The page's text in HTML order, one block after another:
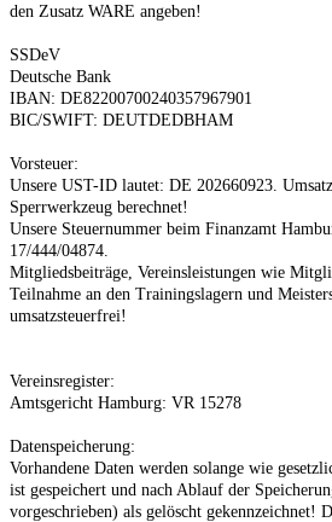
den Zusatz WARE angeben!
SSDeV
Deutsche Bank
IBAN: DE82200700240357967901
BIC/SWIFT: DEUTDEDBHAM
Vorsteuer:
Unsere UST-ID lautet: DE 202660923.
Sperrwerkzeug berechnet!
Unsere Steuernummer beim Finanzamt
17/444/04874.
Mitgliedsbeiträge, Vereinsleistungen wie
Teilnahme an den Trainingslagern und
umsatzsteuerfrei!
Vereinsregister:
Amtsgericht Hamburg: VR 15278
Datenspeicherung:
Vorhandene Daten werden solange wie
ist gespeichert und nach Ablauf der
vorgeschrieben) als gelöscht gekennzeichnet!